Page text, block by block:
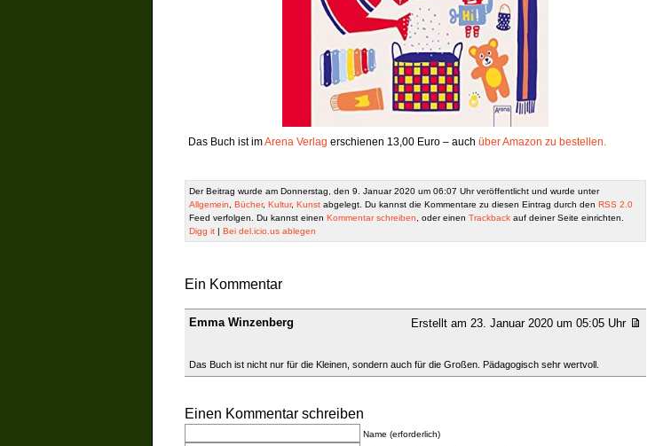
Das Buch ist imArena Verlag erschienen 13,00 Euro – auch über Amazon zu bestellen.
Der Beitrag wurde am Donnerstag, den 9. Januar 2020 um 06:07 Uhr veröffentlicht und wurde unter
Allgemein
Bücher, Kultur, Kunst abgelegt. Du kannst die Kommentare zu diesen Eintrag durch den RSS 2.0
Feed verfolgen. Du kannst einen Kommentar schreiben , oder einen Trackback auf deiner Seite einrichten.
Digg it | Bei del.icio.us ablegen
Ein Kommentar
Erstellt am 23. Januar 2020 um 05:05 Uhr
Emma Winzenberg
Das Buch ist nicht nur für die Kleinen, sondern auch für die Großen. Pädagogisch sehr wertvoll.
Einen Kommentar schreiben
Name (erforderlich)